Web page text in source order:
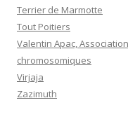
Terrier de Marmotte
Tout Poitiers
Valentin Apac,
chromosomiques
Virjaja
Zazimuth